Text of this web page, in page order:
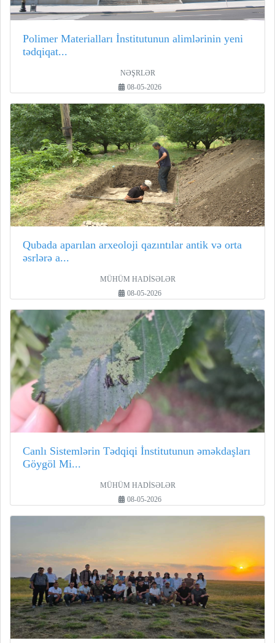
Polimer Materialları İnstitutunun alimlərinin yeni
tədqiqat...
NƏŞRLƏR
08-05-2026
Qubada aparılan arxeoloji qazıntılar antik və orta
əsrlərə a...
MÜHÜM HADİSƏLƏR
08-05-2026
Canlı Sistemlərin Tədqiqi İnstitutunun əməkdaşları
Göygöl Mi...
MÜHÜM HADİSƏLƏR
08-05-2026